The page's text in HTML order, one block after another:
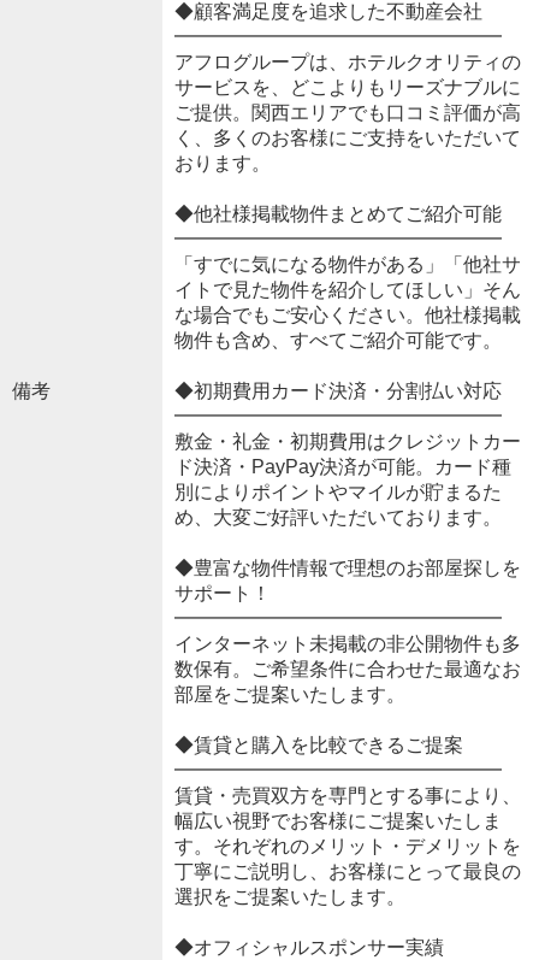
備考
◆顧客満足度を追求した不動産会社
━━━━━━━━━━━━━━━━━
アフログループは、ホテルクオリティの
サービスを、どこよりもリーズナブルに
ご提供。関西エリアでも口コミ評価が高
く、多くのお客様にご支持をいただいて
おります。
◆他社様掲載物件まとめてご紹介可能
━━━━━━━━━━━━━━━━━
「すでに気になる物件がある」「他社サ
イトで見た物件を紹介してほしい」そん
な場合でもご安心ください。他社様掲載
物件も含め、すべてご紹介可能です。
◆初期費用カード決済・分割払い対応
━━━━━━━━━━━━━━━━━
敷金・礼金・初期費用はクレジットカー
ド決済・PayPay決済が可能。カード種
別によりポイントやマイルが貯まるた
め、大変ご好評いただいております。
◆豊富な物件情報で理想のお部屋探しを
サポート！
━━━━━━━━━━━━━━━━━
インターネット未掲載の非公開物件も多
数保有。ご希望条件に合わせた最適なお
部屋をご提案いたします。
◆賃貸と購入を比較できるご提案
━━━━━━━━━━━━━━━━━
賃貸・売買双方を専門とする事により、
幅広い視野でお客様にご提案いたしま
す。それぞれのメリット・デメリットを
丁寧にご説明し、お客様にとって最良の
選択をご提案いたします。
◆オフィシャルスポンサー実績